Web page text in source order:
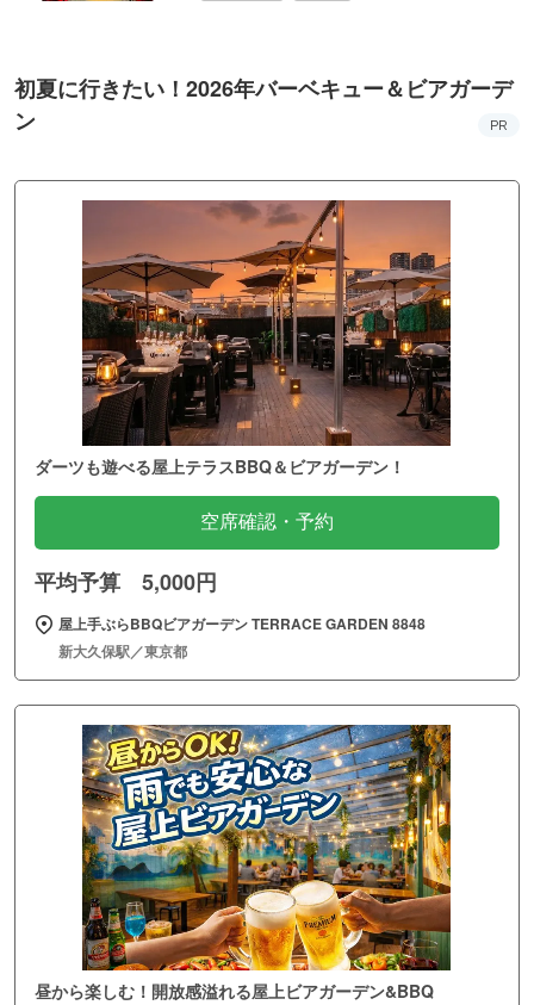
初夏に行きたい！2026年バーベキュー＆ビアガーデ
ン
PR
ダーツも遊べる屋上テラスBBQ＆ビアガーデン！
空席確認・予約
平均予算 5,000円
屋上手ぶらBBQビアガーデン TERRACE GARDEN 8848
新大久保駅／東京都
昼から楽しむ！開放感溢れる屋上ビアガーデン&BBQ